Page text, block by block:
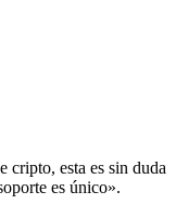
cripto, esta es sin duda
es único».